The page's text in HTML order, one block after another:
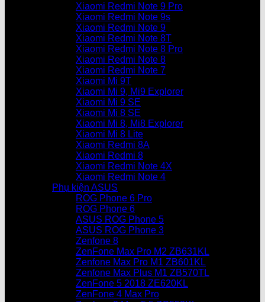
Xiaomi Redmi Note 9 Pro
Xiaomi Redmi Note 9s
Xiaomi Redmi Note 9
Xiaomi Redmi Note 8T
Xiaomi Redmi Note 8 Pro
Xiaomi Redmi Note 8
Xiaomi Redmi Note 7
Xiaomi Mi 9T
Xiaomi Mi 9, Mi9 Explorer
Xiaomi Mi 9 SE
Xiaomi Mi 8 SE
Xiaomi Mi 8, Mi8 Explorer
Xiaomi Mi 8 Lite
Xiaomi Redmi 8A
Xiaomi Redmi 8
Xiaomi Redmi Note 4X
Xiaomi Redmi Note 4
Phụ kiện ASUS
ROG Phone 6 Pro
ROG Phone 6
ASUS ROG Phone 5
ASUS ROG Phone 3
Zenfone 8
ZenFone Max Pro M2 ZB631KL
Zenfone Max Pro M1 ZB601KL
Zenfone Max Plus M1 ZB570TL
ZenFone 5 2018 ZE620KL
ZenFone 4 Max Pro